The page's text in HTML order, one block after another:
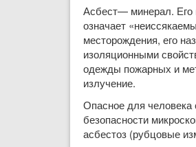
Асбест— минерал. Его
означает
месторождения, его
изо­ляционными
одежды пожарных и
излучение.
Опасное для человека
безопасности
асбестоз (рубцовые